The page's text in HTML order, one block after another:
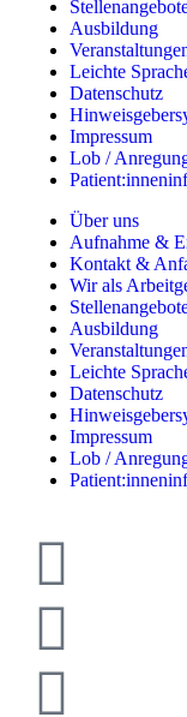
Ausbildung
Leichte
Datenschutz
Impressum
Lob /
Über uns
Aufnahme &
Kontakt &
Wir als
Ausbildung
Leichte
Datenschutz
Impressum
Lob /